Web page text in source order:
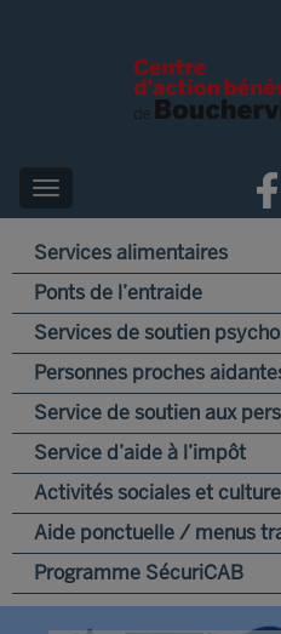
Services alimentaires
Ponts de l’entraide
Services de soutien
Personnes proches
Service de soutien aux
Service d’aide à l’impôt
Activités sociales et
Aide ponctuelle / menus
Programme SécuriCAB